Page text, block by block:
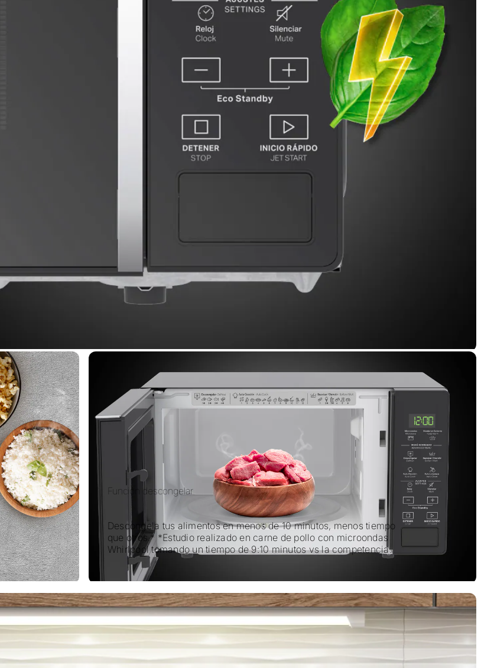
Función descongelar
Descongela tus alimentos en menos de 10 minutos, menos tiempo
que otros.* *Estudio realizado en carne de pollo con microondas
Whirlpool tomando un tiempo de 9:10 minutos vs la competencia.